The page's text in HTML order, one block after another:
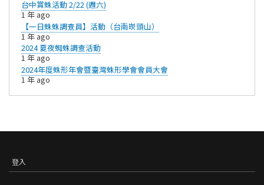
台中賞蛛活動 2/22 (週六)
1 年 ago
【一日蛛蛛調查員】活動（台南崁頭山）
1 年 ago
2024 夏夜蜘蛛調查活動
1 年 ago
2024年度蛛形年會暨臺灣蛛形學會會員大會
1 年 ago
USER
登入